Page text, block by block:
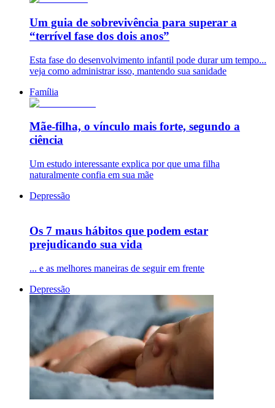
Um guia de sobrevivência para superar a
“terrível fase dos dois anos”
Esta fase do desenvolvimento infantil pode durar um tempo...
veja como administrar isso, mantendo sua sanidade
Família
Mãe-filha, o vínculo mais forte, segundo a
ciência
Um estudo interessante explica por que uma filha
naturalmente confia em sua mãe
Depressão
Os 7 maus hábitos que podem estar
prejudicando sua vida
... e as melhores maneiras de seguir em frente
Depressão